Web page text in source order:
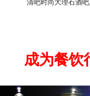
清吧时尚大理石酒
成为餐饮